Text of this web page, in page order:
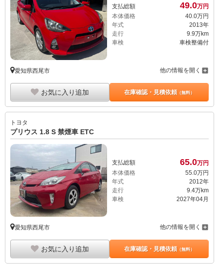
支払総額 49.0万円
本体価格
40.0万円
年式
2013年
走行
9.9万km
車検
車検整備付
愛知県西尾市 他の情報を開く
お気に入り追加 在庫確認・見積依頼（無料）
トヨタ
プリウス 1.8 S 禁煙車 ETC
支払総額 65.0万円
本体価格
55. 0万円
年式
2012年
走行
9.4万km
車検
2027年04月
愛知県西尾市 他の情報を開く
お気に入り追加 在庫確認・見積依頼（無料）